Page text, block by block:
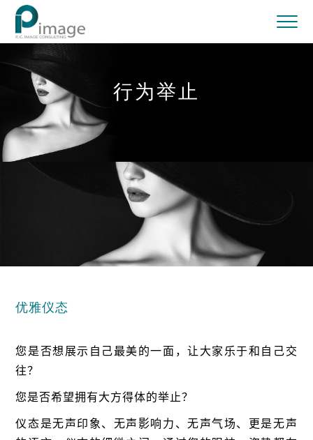
行为举止
优雅仪态
您是否想展示自己最美的一面，让大家乐于和自己交
往？
您是否希望拥有大方得体的举止？
仪态是无声印象、无声影响力、无声气场、更是无声